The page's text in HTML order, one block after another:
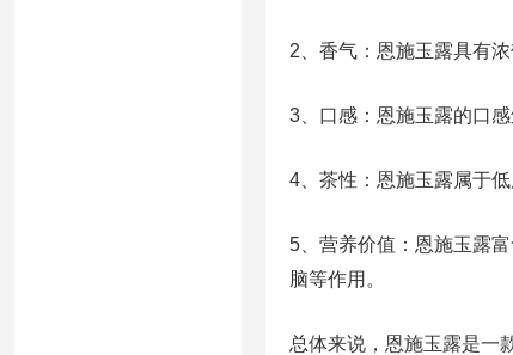
2、香气：恩施玉露具有
3、口感：恩施玉露的口
4、茶性：恩施玉露属于
5、营养价值：恩施玉露
脑等作用。
总体来说，恩施玉露是一